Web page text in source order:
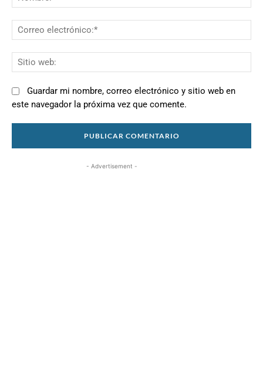
Guardar mi nombre, correo electrónico y sitio web en
este navegador la próxima vez que comente.
- Advertisement -